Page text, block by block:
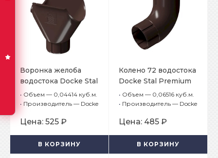
Воронка желоба
водостока Docke Stal
Premium Шоколад
RAL 8019
• Объем — 0,04414 куб.м.
• Производитель — Docke
Цена: 525 ₽
В КОРЗИНУ
Колено 72 водостока
Docke Stal Premium
Шоколад RAL 8019
• Объем — 0,06516 куб.м.
• Производитель — Docke
Цена: 485 ₽
В КОРЗИНУ